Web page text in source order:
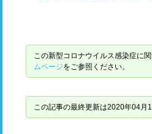
この新型コロナウイルス感染症に
ムページをご参照ください。
この記事の最終更新は2020年04月